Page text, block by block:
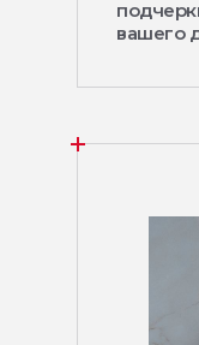
вашего